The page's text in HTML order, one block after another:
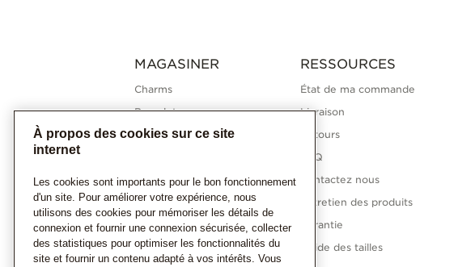
MAGASINER
Charms
Bracelets
Bagues
Boucles d'oreilles
Collections Pandora
Diamants cultivés en
laboratoire
Cadeaux
RESSOURCES
État de ma commande
Livraison
Retours
FAQ
Contactez nous
Entretien des produits
Garantie
Guide des tailles
À propos des cookies sur ce site
internet
Les cookies sont importants pour le bon fonctionnement
d'un site. Pour améliorer votre expérience, nous
utilisons des cookies pour mémoriser les détails de
connexion et fournir une connexion sécurisée, collecter
des statistiques pour optimiser les fonctionnalités du
site et fournir un contenu adapté à vos intérêts. Vous